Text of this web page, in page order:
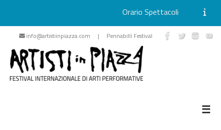
Vai
contenuto
Orario Spettacoli
info@artistiinpiazza.com | Pennabilli Festival